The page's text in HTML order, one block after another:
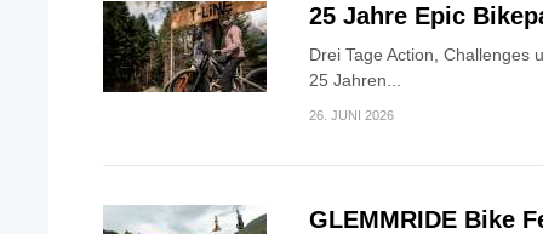
25 Jahre Epic
Drei Tage Action, Challenges
25 Jahren...
26. JUNI 2026
GLEMMRIDE Bike